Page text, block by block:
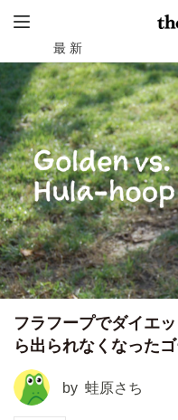
最 新
フラフープでダイエ
ら出られなくなった
by 蛙原さち